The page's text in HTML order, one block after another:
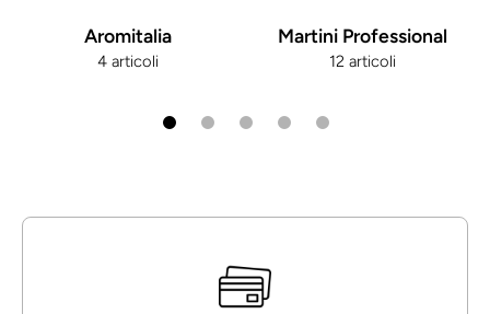
Aromitalia
4 articoli
Martini Professional
12 articoli